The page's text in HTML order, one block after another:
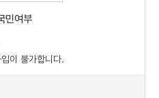
민여부
이 불가합니다.